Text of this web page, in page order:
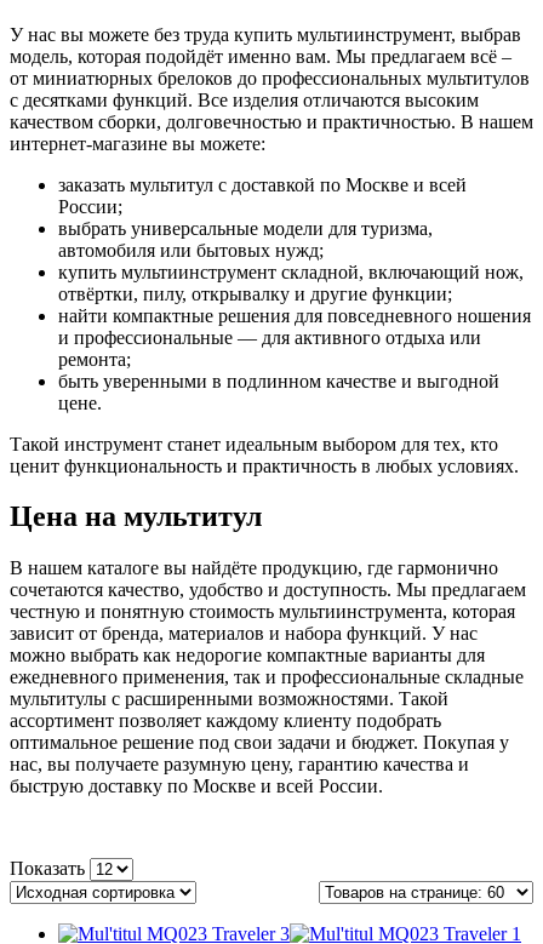
У нас вы можете без труда купить мультиинструмент, выбрав
модель, которая подойдёт именно вам. Мы предлагаем всё –
от миниатюрных брелоков до профессиональных мультитулов
с десятками функций. Все изделия отличаются высоким
качеством сборки, долговечностью и практичностью. В нашем
интернет-магазине вы можете:
заказать мультитул с доставкой по Москве и всей
России;
выбрать универсальные модели для туризма,
автомобиля или бытовых нужд;
купить мультиинструмент складной, включающий нож,
отвёртки, пилу, открывалку и другие функции;
найти компактные решения для повседневного ношения
и профессиональные — для активного отдыха или
ремонта;
быть уверенными в подлинном качестве и выгодной
цене.
Такой инструмент станет идеальным выбором для тех, кто
ценит функциональность и практичность в любых условиях.
Цена на мультитул
В нашем каталоге вы найдёте продукцию, где гармонично
сочетаются качество, удобство и доступность. Мы предлагаем
честную и понятную стоимость мультиинструмента, которая
зависит от бренда, материалов и набора функций. У нас
можно выбрать как недорогие компактные варианты для
ежедневного применения, так и профессиональные складные
мультитулы с расширенными возможностями. Такой
ассортимент позволяет каждому клиенту подобрать
оптимальное решение под свои задачи и бюджет. Покупая у
нас, вы получаете разумную цену, гарантию качества и
быструю доставку по Москве и всей России.
Показать